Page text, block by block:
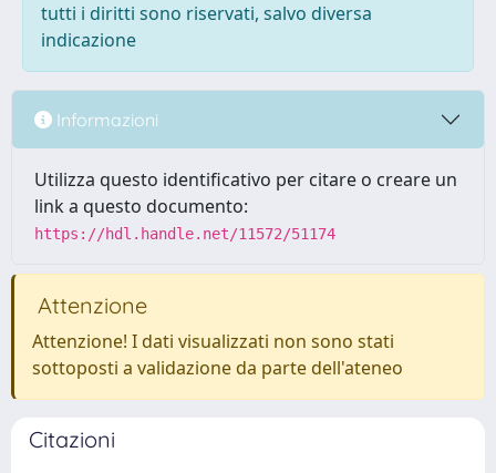
tutti i diritti sono riservati, salvo diversa
indicazione
Informazioni
Utilizza questo identificativo per citare o creare un
link a questo documento:
https://hdl.handle.net/11572/51174
Attenzione
Attenzione! I dati visualizzati non sono stati
sottoposti a validazione da parte dell'ateneo
Citazioni